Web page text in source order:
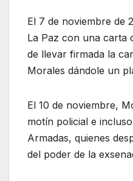
El 7 de noviembre de
La Paz con una carta
de llevar firmada la
Morales dándole un
El 10 de noviembre,
motín policial e
Armadas, quienes
del poder de la